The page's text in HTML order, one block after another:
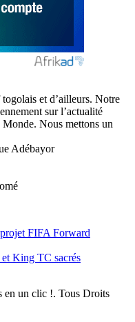
et d’ailleurs. Notre
sur l’actualité
Nous mettons un
Adébayor
FIFA Forward
King TC sacrés
en un clic !. Tous Droits